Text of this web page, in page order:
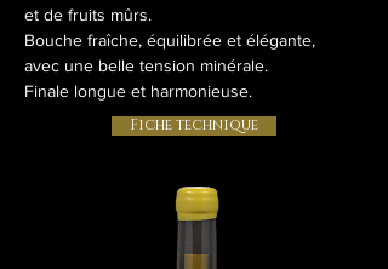
et de fruits mûrs.
Bouche fraîche, équilibrée et élégante,
avec une belle tension minérale.
Finale longue et harmonieuse.
Fiche technique